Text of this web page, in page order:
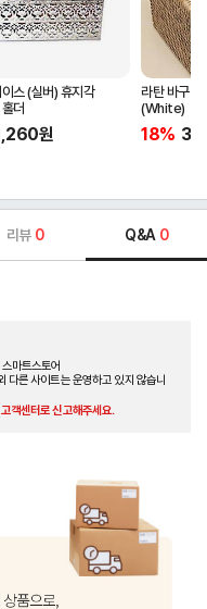
스 (실버) 휴지각
더
원
라탄 바구니
(White)
18%
리뷰 0 Q&A 0
마트스토어
다른 사이트는 운영하고 있지 않습니
객센터로 신고해주세요.